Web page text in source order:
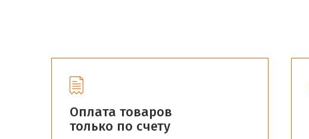
Оплата товаров
только по счету